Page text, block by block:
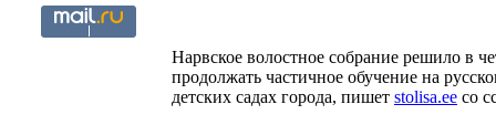
Нарвское волостное собрание решило в
продолжать частичное обучение на
детских садах города, пишет stolisa.ee со